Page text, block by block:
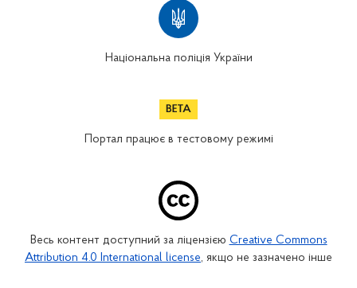
Національна поліція України
Портал працює в тестовому режимі
Весь контент доступний за ліцензією Creative Commons
Attribution 4.0 International license, якщо не зазначено інше